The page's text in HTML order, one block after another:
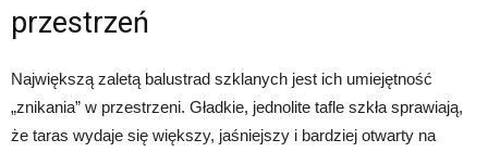
przestrzeń
Największą zaletą balustrad szklanych jest ich umiejętność
„znikania” w przestrzeni. Gładkie, jednolite tafle szkła sprawiają,
że taras wydaje się większy, jaśniejszy i bardziej otwarty na